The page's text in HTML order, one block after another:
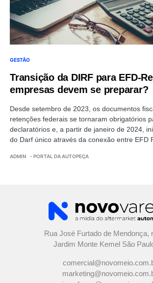
GESTÃO
Transição da DIRF para EFD-
empresas devem se preparar?
Desde setembro de 2023, os documentos
retenções federais se tornaram obrigatórios
declaratórios e, a partir de janeiro de 2024,
do Darf único através da conexão entre EFD
ADMIN - PORTAL DA AUTOPEÇA
Rua José Furtado de Mendonça,
Jardim Monte Kemel São